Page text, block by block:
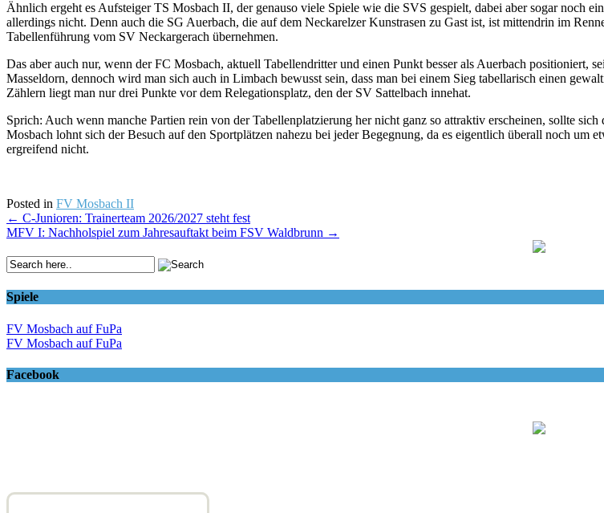
Ähnlich ergeht es Aufsteiger TS Mosbach II, der genauso viele Spiele wie die SVS gespielt, dabei aber sogar noch
allerdings nicht. Denn auch die SG Auerbach, die auf dem Neckarelzer Kunstrasen zu Gast ist, ist mittendrin im
Tabellenführung vom SV Neckargerach übernehmen.
Das aber auch nur, wenn der FC Mosbach, aktuell Tabellendritter und einen Punkt besser als Auerbach positioniert,
Masseldorn, dennoch wird man sich auch in Limbach bewusst sein, dass man bei einem Sieg tabellarisch einen
Zählern liegt man nur drei Punkte vor dem Relegationsplatz, den der SV Sattelbach innehat.
Sprich: Auch wenn manche Partien rein von der Tabellenplatzierung her nicht ganz so attraktiv erscheinen, sollte
Mosbach lohnt sich der Besuch auf den Sportplätzen nahezu bei jeder Begegnung, da es eigentlich überall noch um
ergreifend nicht.
Posted in FV Mosbach II
Post
navigation
← C-Junioren: Trainerteam 2026/2027 steht fest
MFV I: Nachholspiel zum Jahresauftakt beim FSV Waldbrunn →
Spiele
FV Mosbach auf FuPa
FV Mosbach auf FuPa
Facebook